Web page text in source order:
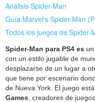
Análisis Spider-Man
Guía Marvel's Spider-Man
Todos los juegos de Spider-
Spider-Man para PS4 es
con un estilo jugable de
desplazarse de un lugar a
que tiene por escenario
de Nueva York. El juego
Games , creadores de